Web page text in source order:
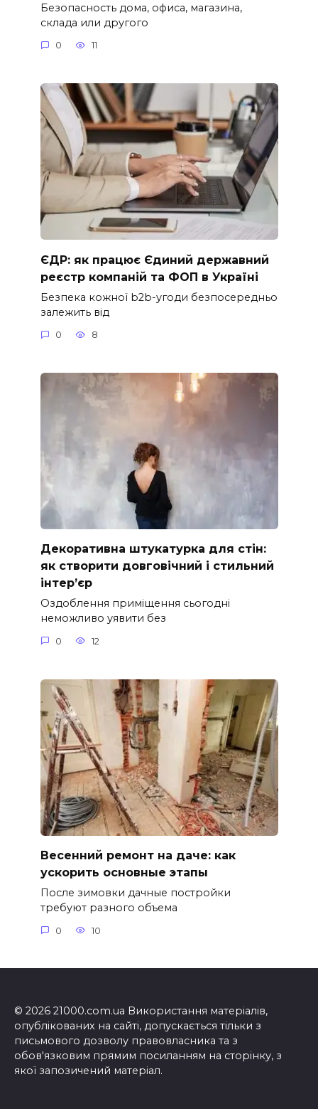
Безопасность дома, офиса, магазина,
склада или другого
0 11
ЄДР: як працює Єдиний державний
реєстр компаній та ФОП в Україні
Безпека кожної b2b-угоди безпосередньо
залежить від
0 8
Декоративна штукатурка для стін:
як створити довговічний і стильний
інтер’єр
Оздоблення приміщення сьогодні
неможливо уявити без
0 12
Весенний ремонт на даче: как
ускорить основные этапы
После зимовки дачные постройки
требуют разного объема
0 10
© 2026 21000.com.ua Використання матеріалів,
опублікованих на сайті, допускається тільки з
письмового дозволу правовласника та з
обов'язковим прямим посиланням на сторінку, з
якої запозичений матеріал.